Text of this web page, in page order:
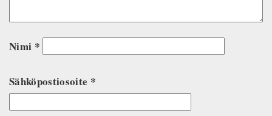
Nimi *
Sähköpostiosoite *